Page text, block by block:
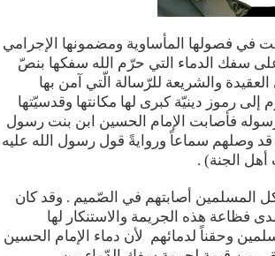
في فصولها المأساوية ومضمونها الإجرامي
سفك الدماء التي حرّم الله سفكها بنصّ
والشريعة للرّسالة الّتي آمن بها
رموز دينيّة كبرى لها مكانتها وقدسيّتها
فأصابت الإمام الحسين ابن بنت رسول
قد وصلهم سماعاً وروايةً قول رسول الله عليه
الجنة) .
المسلمين أصابتهم في الصّميم . وقد كان
فظاعة هذه الجريمة والاستنكار لها
وحقناً لدمائهم لأن دماء الإمام الحسين